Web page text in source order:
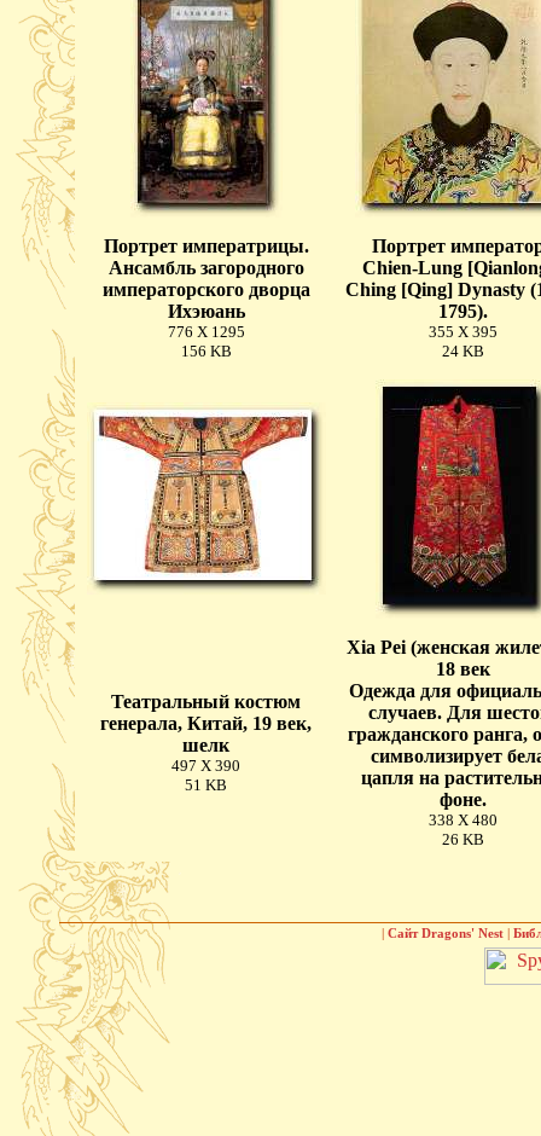
Портрет императрицы.
Ансамбль загородного
императорского дворца
Ихэюань
776 X 1295
156 KB
Портрет
Chien-Lung
Ching [Qing] Dynasty
1795).
355 X 395
24 KB
Театральный костюм
генерала, Китай, 19 век,
шелк
497 X 390
51 KB
Xia Pei (женская
18 век
Одежда для
случаев. Для
гражданского ранга,
символизирует
цапля на
фоне.
338 X 480
26 KB
| Сайт Dragons' Nest|